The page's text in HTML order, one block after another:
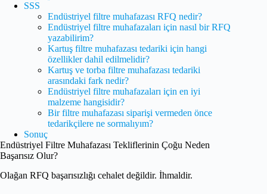
SSS
Endüstriyel filtre muhafazası RFQ nedir?
Endüstriyel filtre muhafazaları için nasıl bir RFQ
yazabilirim?
Kartuş filtre muhafazası tedariki için hangi
özellikler dahil edilmelidir?
Kartuş ve torba filtre muhafazası tedariki
arasındaki fark nedir?
Endüstriyel filtre muhafazaları için en iyi
malzeme hangisidir?
Bir filtre muhafazası siparişi vermeden önce
tedarikçilere ne sormalıyım?
Sonuç
Endüstriyel Filtre Muhafazası Tekliflerinin Çoğu Neden
Başarısız Olur?
Olağan RFQ başarısızlığı cehalet değildir. İhmaldir.